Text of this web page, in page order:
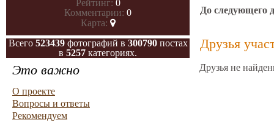
Рейтинг: 0
Комментарии: 0
Карта:
Всего 523439фотографий в 300790постах
в 5257 категориях.
Это важно
О проекте
Вопросы и ответы
Рекомендуем
До следующего
Друзья
Друзья не